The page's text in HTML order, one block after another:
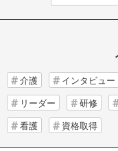
介護 インタビュー
リーダー
研修
看護
資格取得